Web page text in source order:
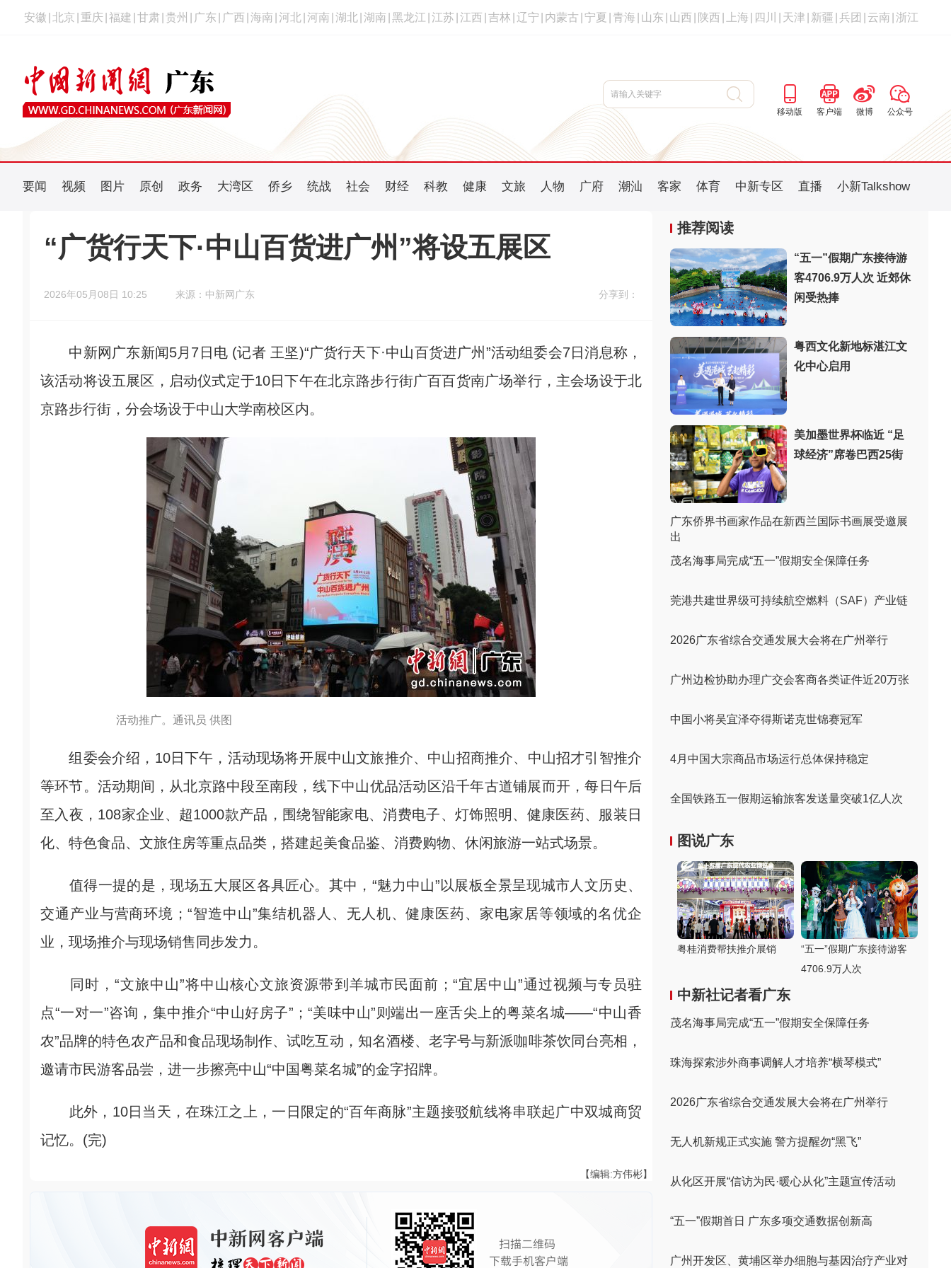
安徽 北京 重庆 福建 甘肃 贵州 广东 广西 海南 河北 河南 湖北 湖南 黑龙江 江苏 江西 吉林 辽宁 内蒙古 宁夏 青海 山东 山西 陕西 上海 四川 天津 新疆 兵团 云南 浙江
移动版 客户端 微博 公众号
要闻 视频 图片 原创 政务 大湾区 侨乡 统战 社会 财经 科教 健康 文旅 人物 广府 潮汕 客家 体育 中新专区 直播 小新Talkshow
“广货行天下·中山百货进广州”将设五展区
2026年05月08日 10:25 来源：中新网广东 分享到：
中新网广东新闻5月7日电 (记者 王坚)“广货行天下·中山百货进广州”活动组委会7日消息称，
该活动将设五展区，启动仪式定于10日下午在北京路步行街广百百货南广场举行，主会场设于北
京路步行街，分会场设于中山大学南校区内。
活动推广。通讯员 供图
组委会介绍，10日下午，活动现场将开展中山文旅推介、中山招商推介、中山招才引智推介
等环节。活动期间，从北京路中段至南段，线下中山优品活动区沿千年古道铺展而开，每日午后
至入夜，108家企业、超1000款产品，围绕智能家电、消费电子、灯饰照明、健康医药、服装日
化、特色食品、文旅住房等重点品类，搭建起美食品鉴、消费购物、休闲旅游一站式场景。
值得一提的是，现场五大展区各具匠心。其中，“魅力中山”以展板全景呈现城市人文历史、
交通产业与营商环境；“智造中山”集结机器人、无人机、健康医药、家电家居等领域的名优企
业，现场推介与现场销售同步发力。
同时，“文旅中山”将中山核心文旅资源带到羊城市民面前；“宜居中山”通过视频与专员驻
点“一对一”咨询，集中推介“中山好房子”；“美味中山”则端出一座舌尖上的粤菜名城——“中山香
农”品牌的特色农产品和食品现场制作、试吃互动，知名酒楼、老字号与新派咖啡茶饮同台亮相，
邀请市民游客品尝，进一步擦亮中山“中国粤菜名城”的金字招牌。
此外，10日当天，在珠江之上，一日限定的“百年商脉”主题接驳航线将串联起广中双城商贸
记忆。(完)
【编辑:方伟彬】
推荐阅读
“五一”假期广东接待游
客4706.9万人次 近郊休
闲受热捧
粤西文化新地标湛江文
化中心启用
美加墨世界杯临近 “足
球经济”席卷巴西25街
广东侨界书画家作品在新西兰国际书画展受邀展
出
茂名海事局完成“五一”假期安全保障任务
莞港共建世界级可持续航空燃料（SAF）产业链
2026广东省综合交通发展大会将在广州举行
广州边检协助办理广交会客商各类证件近20万张
中国小将吴宜泽夺得斯诺克世锦赛冠军
4月中国大宗商品市场运行总体保持稳定
全国铁路五一假期运输旅客发送量突破1亿人次
图说广东
粤桂消费帮扶推介展销
“五一”假期广东接待游客
4706.9万人次
中新社记者看广东
茂名海事局完成“五一”假期安全保障任务
珠海探索涉外商事调解人才培养“横琴模式”
2026广东省综合交通发展大会将在广州举行
无人机新规正式实施 警方提醒勿“黑飞”
从化区开展“信访为民·暖心从化”主题宣传活动
“五一”假期首日 广东多项交通数据创新高
广州开发区、黄埔区举办细胞与基因治疗产业对